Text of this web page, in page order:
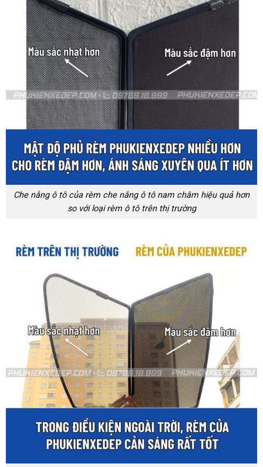
Che nắng ô tô của rèm che nắng ô tô nam châm hiệu quả hơn
so với loại rèm ô tô trên thị trường